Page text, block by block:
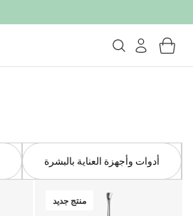
أدوات وأجهزة العناية بالبشرة
منتج جديد